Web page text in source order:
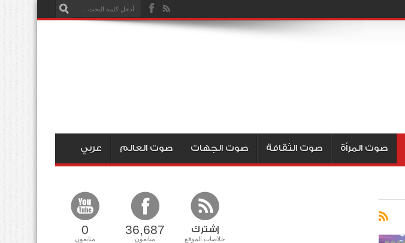
صوت المرأة صوت الثقافة صوت الجهات صوت العالم عربي
إشترك
خلاصات الموقع
36,687
متابعون
0
متابعون